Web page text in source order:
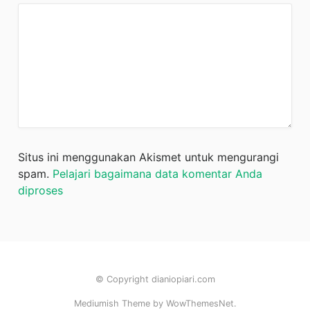
Situs ini menggunakan Akismet untuk mengurangi
spam. Pelajari bagaimana data komentar Anda
diproses
© Copyright dianiopiari.com
Mediumish Theme by WowThemesNet.